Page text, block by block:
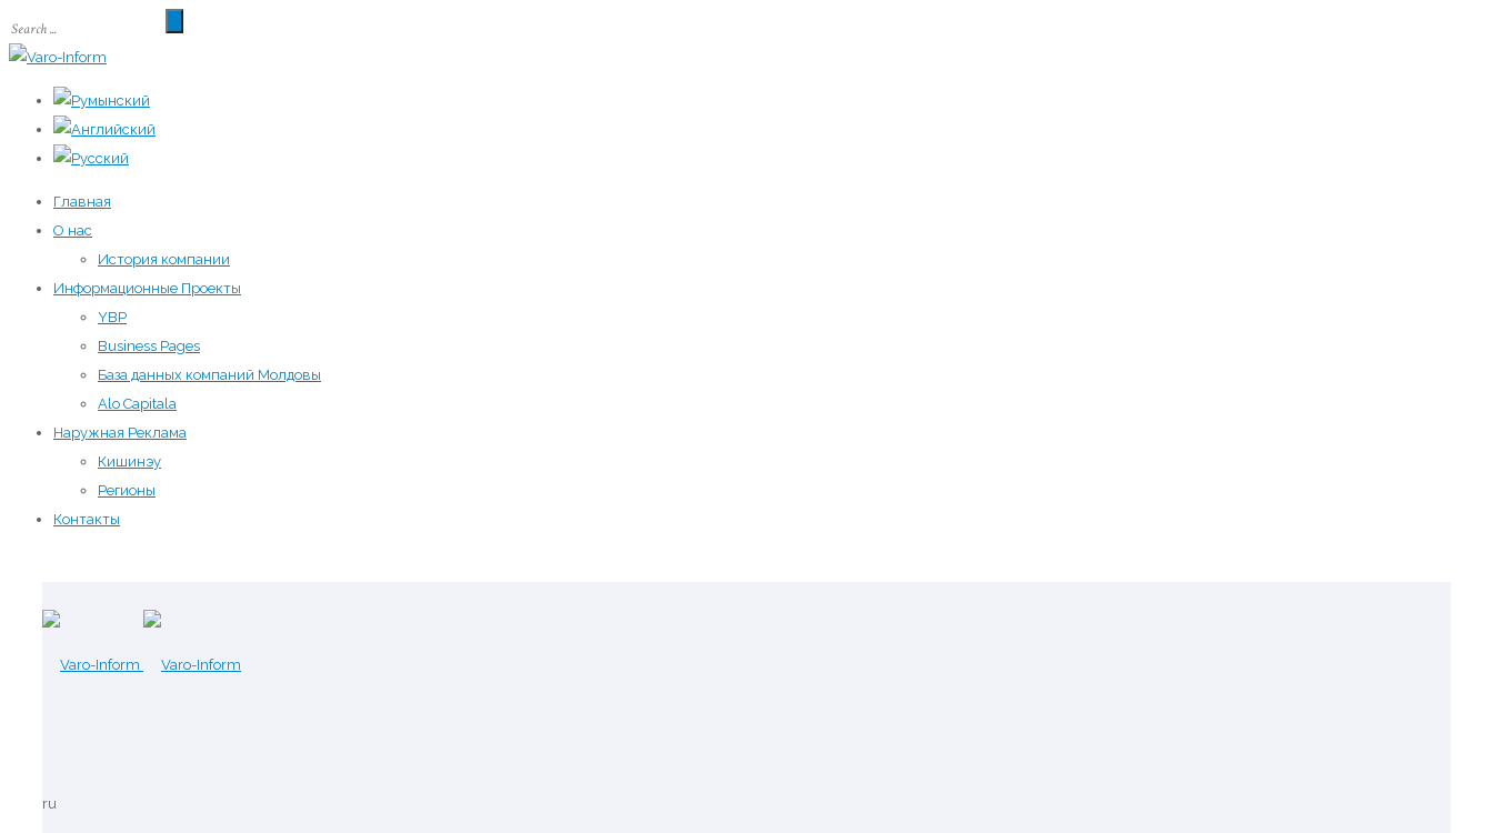
Главная
О нас
История компании
Информационные Проекты
YBP
Business Pages
База данных компаний Молдовы
Alo Capitala
Наружная Реклама
Кишинэу
Регионы
Контакты
ru